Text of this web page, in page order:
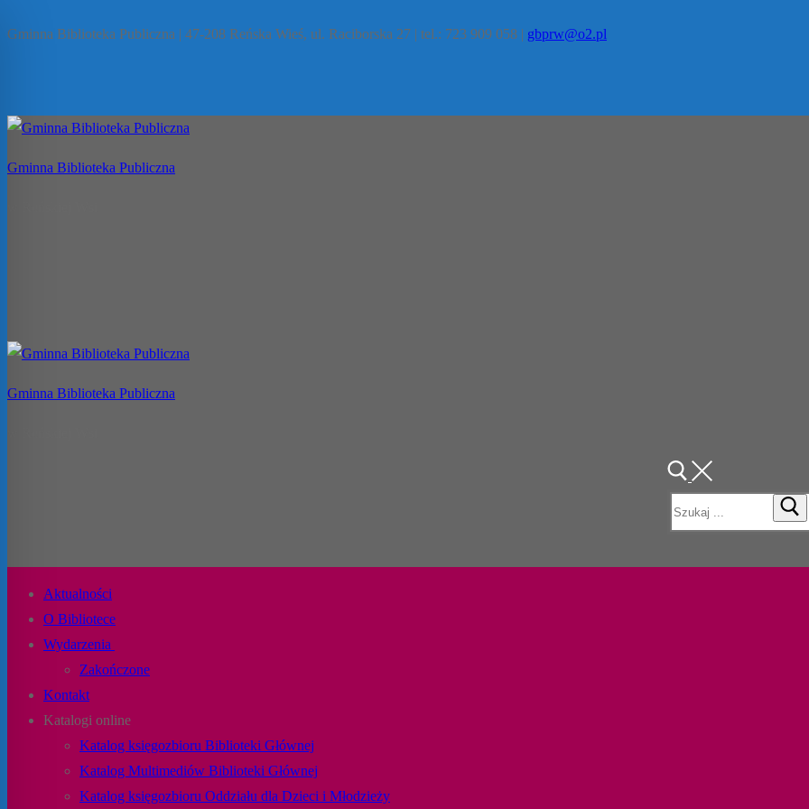
Gminna Biblioteka Publiczna | 47-208 Reńska Wieś, ul. Raciborska 27 | tel.: 723 909 058 | gbprw@o2.pl
Gminna Biblioteka Publiczna
Gminna Biblioteka Publiczna
Aktualności
O Bibliotece
Wydarzenia
Zakończone
Kontakt
Katalogi online
Katalog księgozbioru Biblioteki Głównej
Katalog Multimediów Biblioteki Głównej
Katalog księgozbioru Oddziału dla Dzieci i Młodzieży